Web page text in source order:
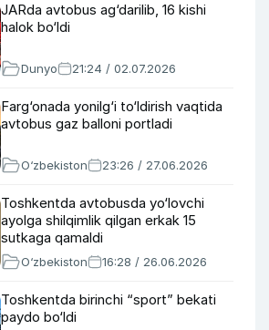
JARda avtobus ag‘darilib, 16 kishi
halok bo‘ldi
Dunyo 21:24 / 02.07.2026
Farg‘onada yonilg‘i to‘ldirish vaqtida
avtobus gaz balloni portladi
O‘zbekiston 23:26 / 27.06.2026
Toshkentda avtobusda yo‘lovchi
ayolga shilqimlik qilgan erkak 15
sutkaga qamaldi
O‘zbekiston 16:28 / 26.06.2026
Toshkentda birinchi “sport” bekati
paydo bo‘ldi